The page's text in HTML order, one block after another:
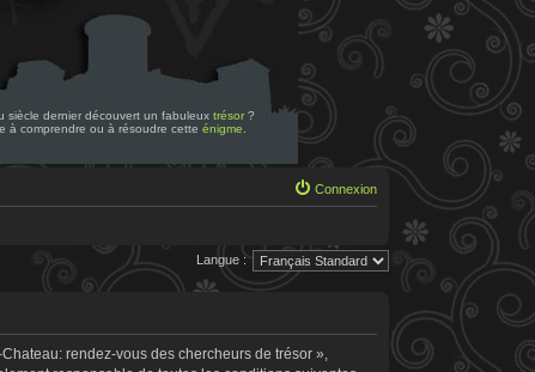
siècle dernier découvert un fabuleux trésor ?
à comprendre ou à résoudre cette énigme
Connexion
Langue :
rendez-vous des chercheurs de trésor »,